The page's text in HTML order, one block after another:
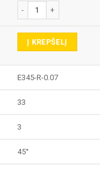
produkto kiekis: E345-R
Į KREPŠELĮ
E345-R-0.07
33
3
45°